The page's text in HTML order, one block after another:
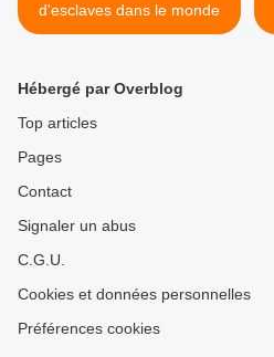
d'esclaves dans le monde
Hébergé par Overblog
Top articles
Pages
Contact
Signaler un abus
C.G.U.
Cookies et données personnelles
Préférences cookies